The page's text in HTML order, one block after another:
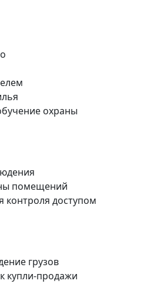
охраны
помещений
контроля доступом
грузов
купли-продажи